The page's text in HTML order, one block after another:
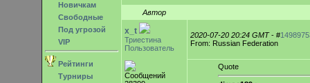
Новичкам
Свободные
Под угрозой
VIP
Рейтинги
Турниры
Автор
x_t
Триестина
Пользователь
Сообщений
2020-07-20 20:24 GMT- #
From: Russian Federation
Quote